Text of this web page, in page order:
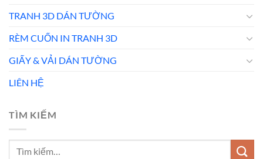
TRANH 3D DÁN TƯỜNG
RÈM CUỐN IN TRANH 3D
GIẤY & VẢI DÁN TƯỜNG
LIÊN HỆ
TÌM KIẾM